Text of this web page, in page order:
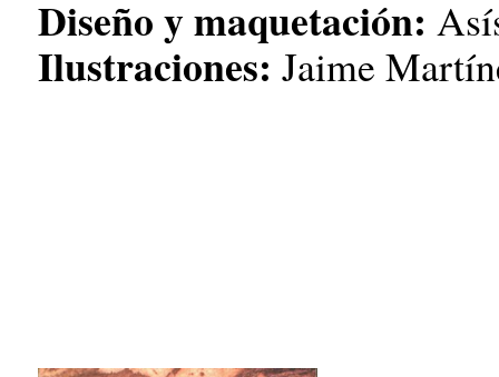
Diseño y maquetación:
Ilustraciones: Jaime